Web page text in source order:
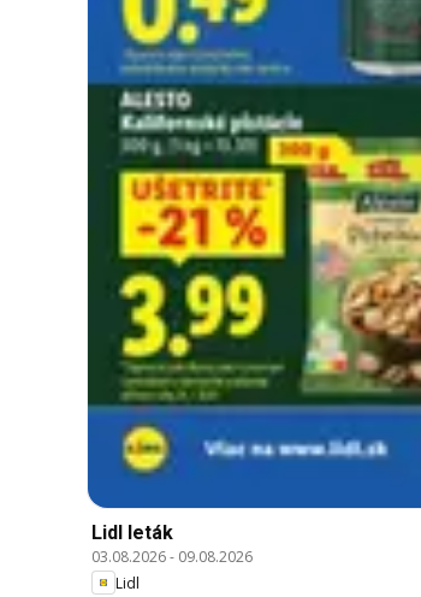
Lidl leták
03.08.2026- 09.08.2026
Lidl